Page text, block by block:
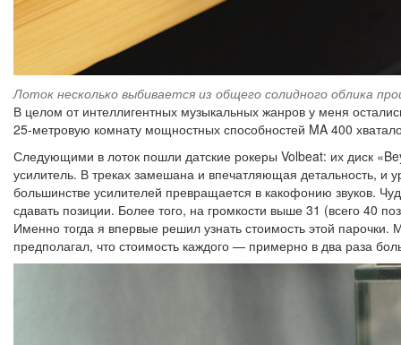
Лоток несколько выбивается из общего солидного облика
В целом от интеллигентных музыкальных жанров у меня
25-метровую комнату мощностных способностей MA 400
Следующими в лоток пошли датские рокеры Volbeat: их диск
усилитель. В треках замешана и впечатляющая детальность,
большинстве усилителей превращается в какофонию звуков.
сдавать позиции. Более того, на громкости выше 31 (всего 40
Именно тогда я впервые решил узнать стоимость этой
предполагал, что стоимость каждого — примерно в два раза